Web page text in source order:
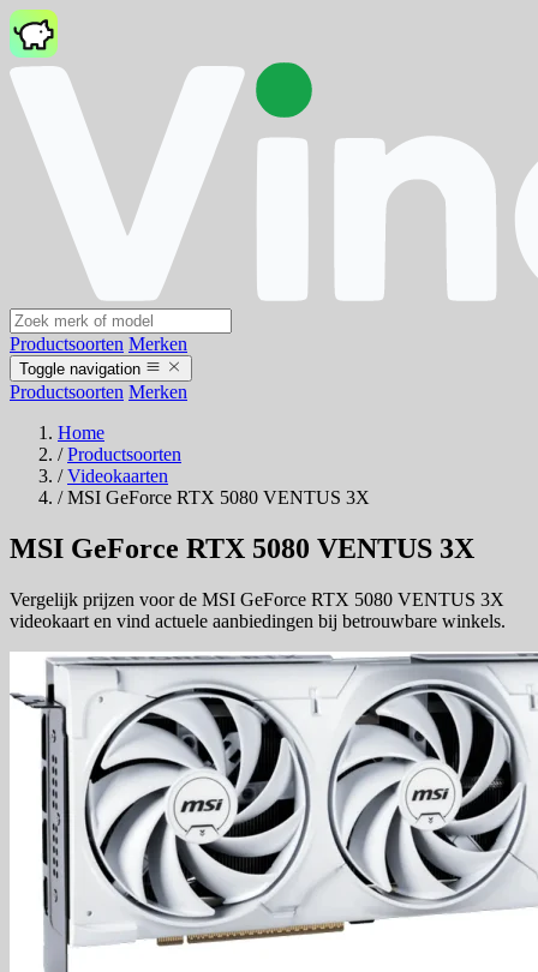
Productsoorten Merken
Toggle navigation
Productsoorten Merken
Home
/ Productsoorten
/ Videokaarten
/ MSI GeForce RTX 5080 VENTUS 3X
MSI GeForce RTX 5080 VENTUS 3X
Vergelijk prijzen voor de MSI GeForce RTX 5080 VENTUS 3X
videokaart en vind actuele aanbiedingen bij betrouwbare winkels.